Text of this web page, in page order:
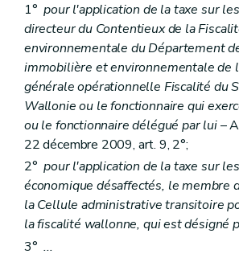
1°pour l'application de la taxe sur
directeur du Contentieux de la
environnementale du Département
immobilière et environnementale de
générale opérationnelle Fiscalité du
Wallonie ou le fonctionnaire qui
ou le fonctionnaire délégué par lui–
22 décembre 2009, art. 9, 2°;
2°pour l'application de la taxe sur
économique désaffectés, le membre
la Cellule administrative transitoire
la fiscalité wallonne, qui est désigné
3°...